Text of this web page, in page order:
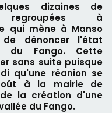
dizaines de
regroupées à
qui mène à Manso
dénoncer l'état
du Fango. Cette
sans suite puisque
qu'une réanion se
à la mairie de
la création d'une
du Fango.